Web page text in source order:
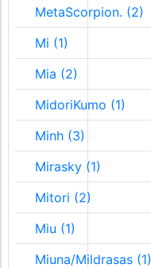
MetaScorpion. (2)
Mi (1)
Mia (2)
MidoriKumo (1)
Minh (3)
Mirasky (1)
Mitori (2)
Miu (1)
Miuna/Mildrasas (1)